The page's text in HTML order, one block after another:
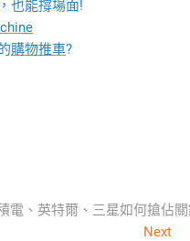
，也能撐場面!
購物推車?
電、英特爾、三星如何搶佔關
NextNext